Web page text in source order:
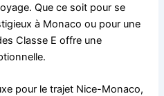
Que ce soit pour se
à Monaco ou pour une
Classe E offre une
pour le trajet Nice-Monaco,